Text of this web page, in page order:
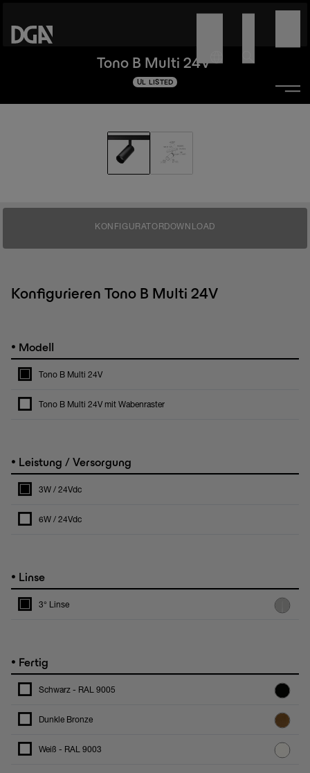
Tono B Multi 24V
UL LISTED
KONFIGURATORDOWNLOAD
Konfigurieren Tono B Multi 24V
• Modell
Tono B Multi 24V
Tono B Multi 24V mit Wabenraster
• Leistung / Versorgung
3W / 24Vdc
6W / 24Vdc
• Linse
3° Linse
• Fertig
Schwarz - RAL 9005
Dunkle Bronze
Weiß - RAL 9003